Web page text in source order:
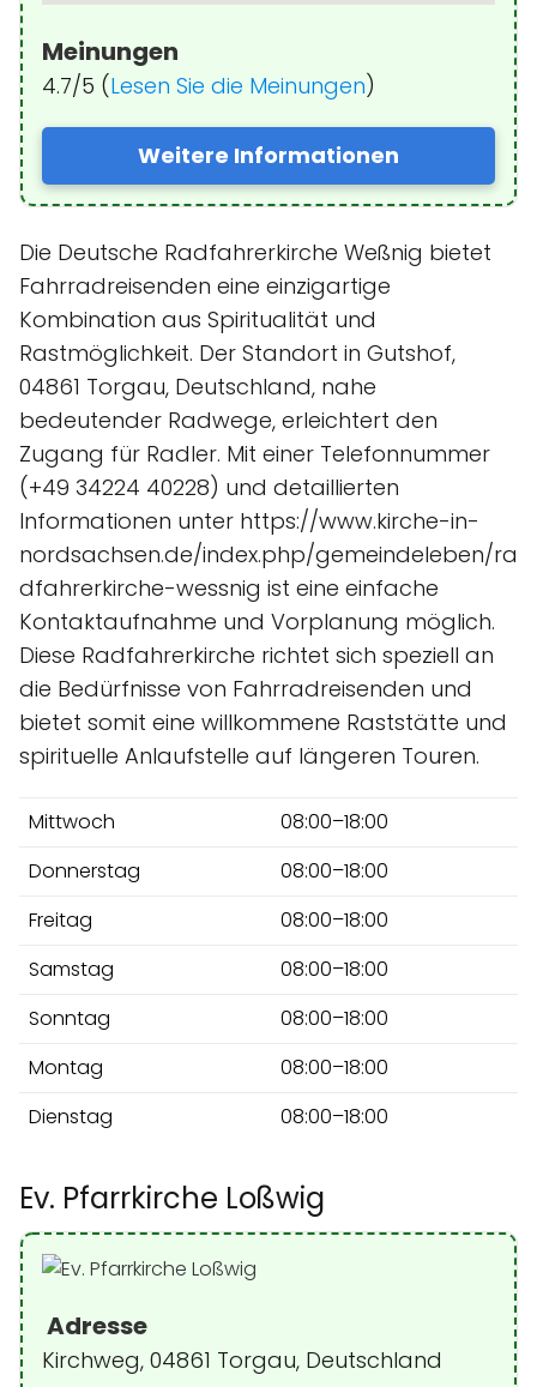
Meinungen
4.7/5 (Lesen Sie die Meinungen)
Weitere Informationen
Die Deutsche Radfahrerkirche Weßnig bietet
Fahrradreisenden eine einzigartige
Kombination aus Spiritualität und
Rastmöglichkeit. Der Standort in Gutshof,
04861 Torgau, Deutschland, nahe
bedeutender Radwege, erleichtert den
Zugang für Radler. Mit einer Telefonnummer
(+49 34224 40228) und detaillierten
Informationen unter https://www.kirche-in-
nordsachsen.de/index.php/gemeindeleben/ra
dfahrerkirche-wessnig ist eine einfache
Kontaktaufnahme und Vorplanung möglich.
Diese Radfahrerkirche richtet sich speziell an
die Bedürfnisse von Fahrradreisenden und
bietet somit eine willkommene Raststätte und
spirituelle Anlaufstelle auf längeren Touren.
Mittwoch
08:00–18:00
Donnerstag
08:00–18:00
Freitag
08:00–18:00
Samstag
08:00–18:00
Sonntag
08:00–18:00
Montag
08:00–18:00
Dienstag
08:00–18:00
Ev. Pfarrkirche Loßwig
Adresse
Kirchweg, 04861 Torgau, Deutschland